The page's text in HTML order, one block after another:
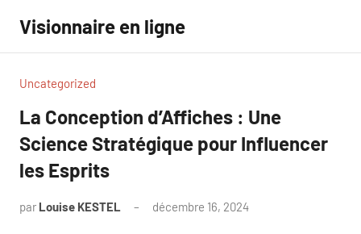
contenu
Visionnaire en ligne
Uncategorized
La Conception d’Affiches : Une
Science Stratégique pour Influencer
les Esprits
par Louise KESTEL décembre 16, 2024